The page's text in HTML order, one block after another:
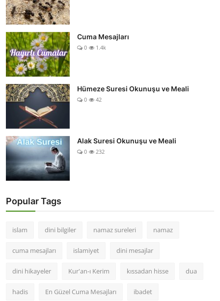
Cuma Mesajları
0 1.4k
Hümeze Suresi Okunuşu ve Meali
0 42
Alak Suresi Okunuşu ve Meali
0 232
Popular Tags
islam dini bilgiler namaz sureleri namaz
cuma mesajları islamiyet dini mesajlar
dini hikayeler Kur'an-ı Kerim kıssadan hisse dua
hadis En Güzel Cuma Mesajları ibadet